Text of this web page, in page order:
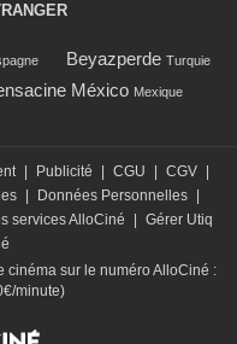
Beyazperde Turquie
México Mexique
Publicité CGU CGV
Données Personnelles
services AlloCiné
Gérer Utiq
cinéma sur le numéro AlloCiné :
minute)